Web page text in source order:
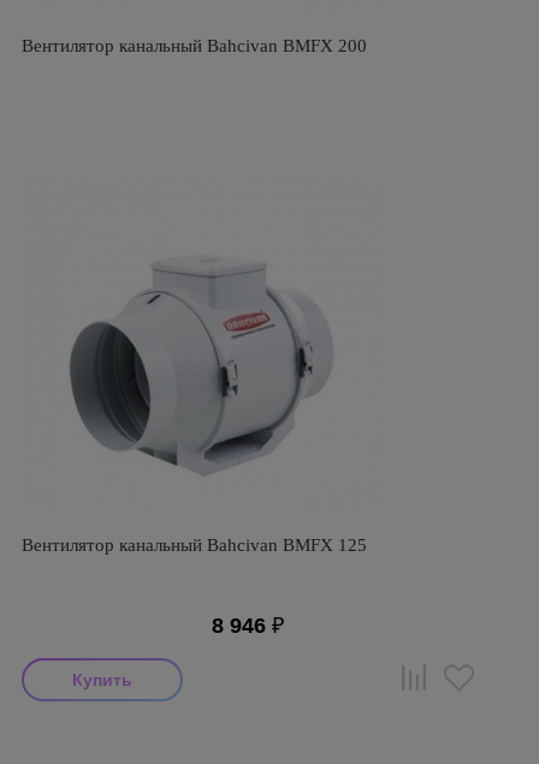
Вентилятор канальный Bahcivan BMFX 200
Вентилятор канальный Bahcivan BMFX 125
8 946 ₽